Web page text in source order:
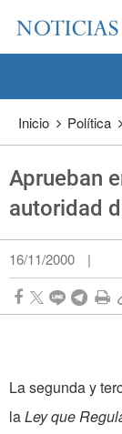
Pase a
Inicio Política
Aprueban
autoridad
16/11/2000 |
La segunda y
laLey que